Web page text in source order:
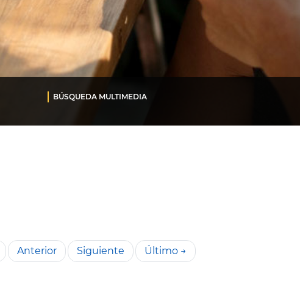
BÚSQUEDA MULTIMEDIA
Anterior Siguiente Último →